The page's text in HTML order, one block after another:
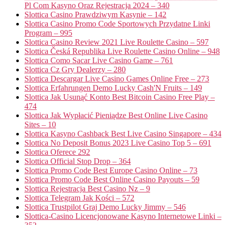
Pl Com Kasyno Oraz Rejestracja 2024 – 340
Slottica Casino Prawdziwym Kasynie – 142
Slottica Casino Promo Code Sportowych Przydatne Linki
Program – 995
Slottica Casino Review 2021 Live Roulette Casino – 597
Slottica Česká Republika Live Roulette Casino Online – 948
Slottica Como Sacar Live Casino Game – 761
Slottica Cz Gry Dealerzy – 280
Slottica Descargar Live Casino Games Online Free – 273
Slottica Erfahrungen Demo Lucky Cash'N Fruits – 149
Slottica Jak Usunąć Konto Best Bitcoin Casino Free Play –
474
Slottica Jak Wypłacić Pieniądze Best Online Live Casino
Sites – 10
Slottica Kasyno Cashback Best Live Casino Singapore – 434
Slottica No Deposit Bonus 2023 Live Casino Top 5 – 691
Slottica Oferece 292
Slottica Official Stop Drop – 364
Slottica Promo Code Best Europe Casino Online – 73
Slottica Promo Code Best Online Casino Payouts – 59
Slottica Rejestracja Best Casino Nz – 9
Slottica Telegram Jak Kości – 572
Slottica Trustpilot Graj Demo Lucky Jimmy – 546
Slottica-Casino Licencjonowane Kasyno Internetowe Linki –